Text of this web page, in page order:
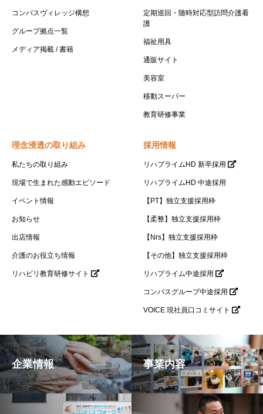
コンパスヴィレッジ構想
グループ拠点一覧
メディア掲載 / 書籍
定期巡回・随時対応型訪問介護看
護
福祉用具
通販サイト
美容室
移動スーパー
教育研修事業
理念浸透の取り組み
私たちの取り組み
現場で生まれた感動エピソード
イベント情報
お知らせ
出店情報
介護のお役立ち情報
リハビリ教育研修サイト
採用情報
リハプライムHD 新卒採用
リハプライムHD 中途採用
【PT】独立支援採用枠
【柔整】独立支援採用枠
【Nrs】独立支援採用枠
【その他】独立支援採用枠
リハプライム中途採用
コンパスグループ中途採用
VOICE 現社員口コミサイト
企業情報 事業内容